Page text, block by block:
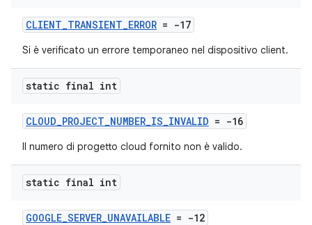
CLIENT_TRANSIENT_ERROR = -17
Si è verificato un errore temporaneo nel dispositivo client.
static final int
CLOUD_PROJECT_NUMBER_IS_INVALID = -16
Il numero di progetto cloud fornito non è valido.
static final int
GOOGLE_SERVER_UNAVAILABLE = -12